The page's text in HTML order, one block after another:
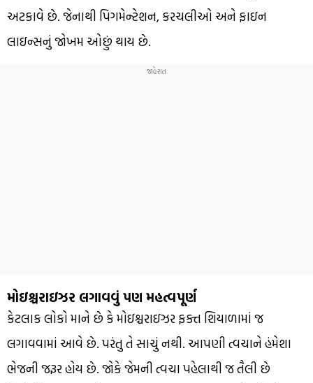
અટકાવે છે. જેનાથી પિગમેન્ટેશન, કરચલીઓ અને ફાઇન
લાઇન્સનું જોખમ ઓછું થાય છે.
મોઇશ્ચરાઇઝર લગાવવું પણ મહત્વપૂર્ણ
કેટલાક લોકો માને છે કે મોઇશ્ચરાઇઝર ફક્ત શિયાળામાં જ
લગાવવામાં આવે છે. પરંતુ તે સાચું નથી. આપણી ત્વચાને હંમેશા
ભેજની જરૂર હોય છે. જોકે જેમની ત્વચા પહેલાથી જ તૈલી છે